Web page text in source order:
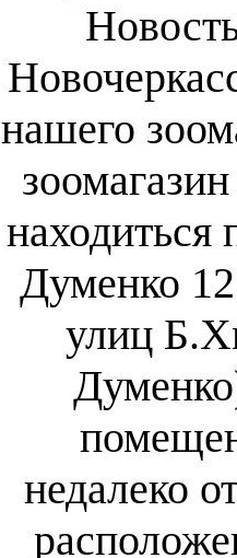
нашего
находиться
Думенко
улиц
недалеко